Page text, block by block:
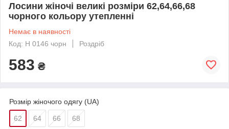
Лосини жіночі великі розміри 62,64,66,68
чорного кольору утепленні
Немає в наявності
Код: Н 0146 чорн
Роздріб
583 ₴
Розмір жіночого одягу (UA)
62 64 66 68